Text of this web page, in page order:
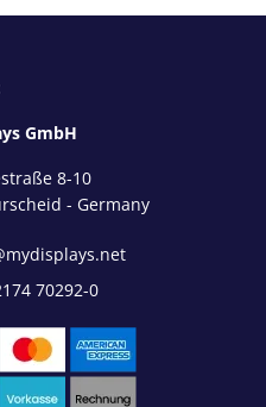
GmbH
8-10
- Germany
70292-0